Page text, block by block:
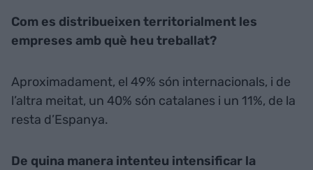
Com es distribueixen territorialment les
empreses amb què heu treballat?
Aproximadament, el 49% són internacionals, i de
l’altra meitat, un 40% són catalanes i un 11%, de la
resta d’Espanya.
De quina manera intenteu intensificar la